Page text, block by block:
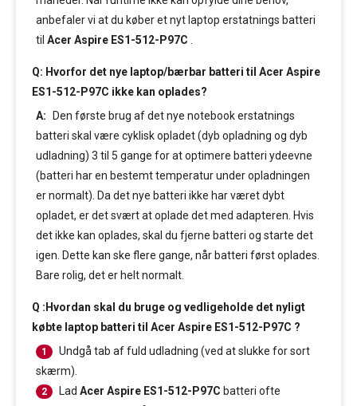
anbefaler vi at du køber et nyt laptop erstatnings batteri
til Acer Aspire ES1-512-P97C
Q: Hvorfor det nye laptop/bærbar batteri til Acer Aspire
ES1-512-P97C ikke kan oplades?
A:
Den første brug af det nye notebook erstatnings
batteri skal være cyklisk opladet (dyb opladning og dyb
udladning) 3 til 5 gange for at optimere batteri ydeevne
(batteri har en bestemt temperatur under opladningen
er normalt). Da det nye batteri ikke har været dybt
opladet, er det svært at oplade det med adapteren. Hvis
det ikke kan oplades, skal du fjerne batteri og starte det
igen. Dette kan ske flere gange, når batteri først oplades.
Bare rolig, det er helt normalt.
Q :Hvordan skal du bruge og vedligeholde det nyligt
købte laptop batteri til Acer Aspire ES1-512-P97C ?
1
Undgå tab af fuld udladning (ved at slukke for sort
skærm).
2 Lad Acer Aspire ES1-512-P97C batteri ofte